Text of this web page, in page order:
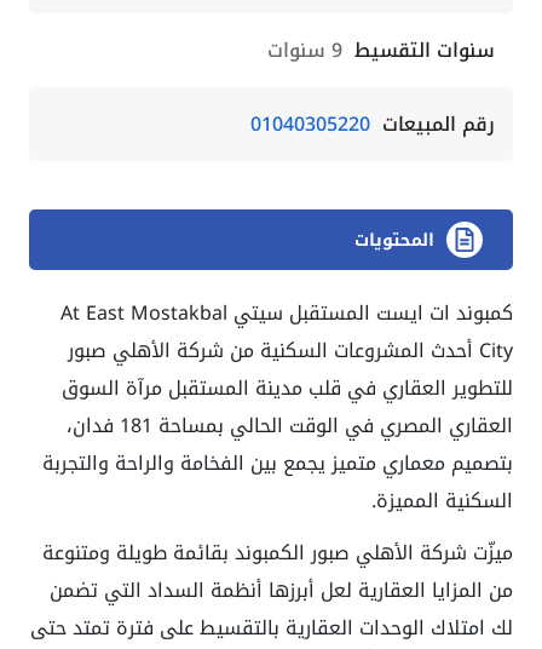
سنوات التقسيط 9 سنوات
رقم المبيعات 01040305220
المحتويات
كمبوند ات ايست المستقبل سيتي At East Mostakbal
City أحدث المشروعات السكنية من شركة الأهلي صبور
للتطوير العقاري في قلب مدينة المستقبل مرآة السوق
العقاري المصري في الوقت الحالي بمساحة 181 فدان،
بتصميم معماري متميز يجمع بين الفخامة والراحة والتجربة
السكنية المميزة.
ميزّت شركة الأهلي صبور الكمبوند بقائمة طويلة ومتنوعة
من المزايا العقارية لعل أبرزها أنظمة السداد التي تضمن
لك امتلاك الوحدات العقارية بالتقسيط على فترة تمتد حتى